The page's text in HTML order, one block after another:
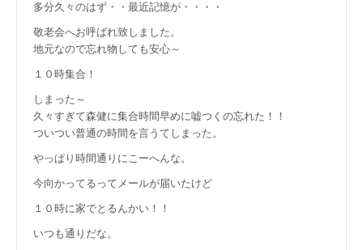
多分久々のはず・・最近記憶が・・・・
敬老会へお呼ばれ致しました。
地元なので忘れ物しても安心～
１０時集合！
しまった～
久々すぎて森健に集合時間早めに嘘つくの忘れた！！
ついつい普通の時間を言うてしまった。
やっぱり時間通りにこーへんな。
今向かってるってメールが届いたけど
１０時に家でとるんかい！！
いつも通りだな。